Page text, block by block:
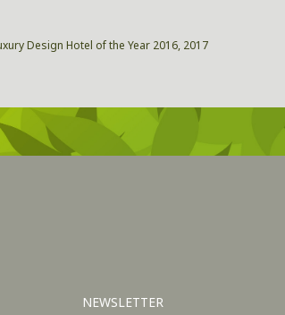
Design Hotel of the Year 2016, 2017
NEWSLETTER